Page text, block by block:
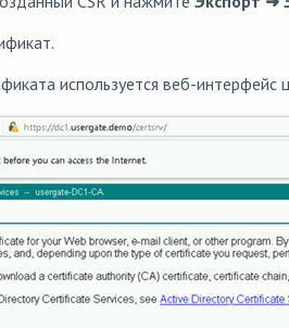
используется веб-